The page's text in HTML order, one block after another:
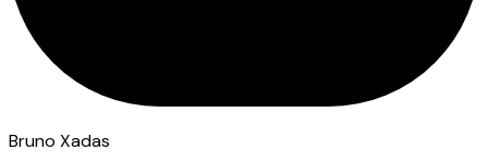
Bruno Xadas